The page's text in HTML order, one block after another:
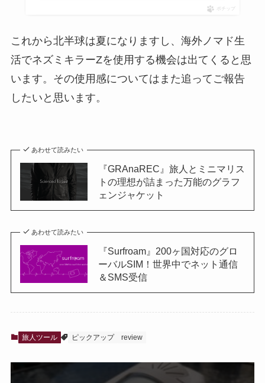
ポチップ
これから北半球は夏になりますし、海外ノマド生
活でネズミキラーZを使用する機会は出てくると思
います。その使用感についてはまた追ってご報告
したいと思います。
あわせて読みたい
『GRAnaREC』旅人とミニマリス
トの理想が詰まった万能のグラフ
ェンジャケット
あわせて読みたい
『Surfroam』200ヶ国対応のグロ
ーバルSIM！世界中でネット通信
＆SMS受信
旅人ツール ピックアップ review